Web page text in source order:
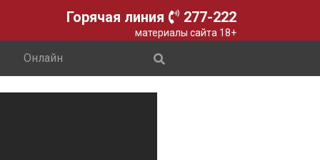
Горячая линия 277-222
материалы сайта 18+
Онлайн